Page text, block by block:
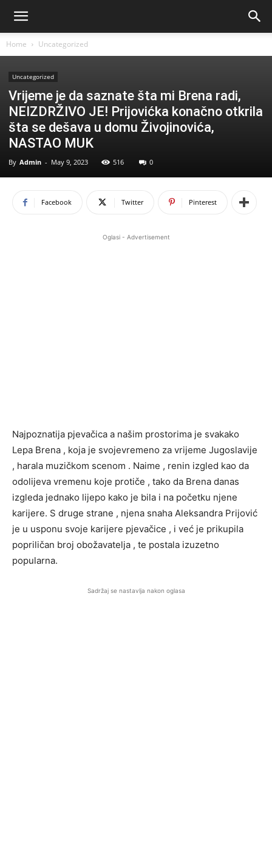
Home Uncategorized
Uncategorized
Vrijeme je da saznate šta mi Brena radi,
NEIZDRŽIVO JE! Prijovićka konačno otkrila
šta se dešava u domu Živojinovića,
NASTAO MUK
By Admin - May 9, 2023 516 0
Facebook Twitter Pinterest
Oglasi - Advertisement
Najpoznatija pjevačica a našim prostorima je svakako
Lepa Brena , koja je svojevremeno za vrijeme Jugoslavije
, harala muzičkom scenom . Naime , renin izgled kao da
odolijeva vremenu koje protiče , tako da Brena danas
izgleda jednako lijepo kako je bila i na početku njene
karijere. S druge strane , njena snaha Aleksandra Prijović
je u usponu svoje karijere pjevačice , i već je prikupila
popriličan broj obožavatelja , te postala izuzetno
popularna.
Sadržaj se nastavlja nakon oglasa